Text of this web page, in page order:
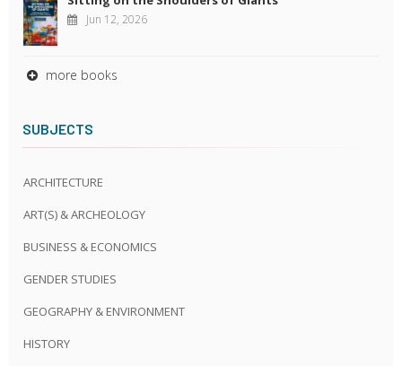
Jun 12, 2026
more books
SUBJECTS
ARCHITECTURE
ART(S) & ARCHEOLOGY
BUSINESS & ECONOMICS
GENDER STUDIES
GEOGRAPHY & ENVIRONMENT
HISTORY